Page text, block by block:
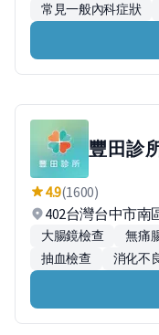
常見一般內科症狀
豐田診
4.9(1600)
402台灣台中市南
大腸鏡檢查 無痛
抽血檢查
消化不